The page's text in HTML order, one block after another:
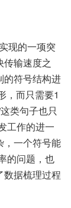
现的一项突
输速度之
的符号结构进
，而只需要1
类句子也只
工作的进一
，一个符号能
的问题，也
数据梳理过程